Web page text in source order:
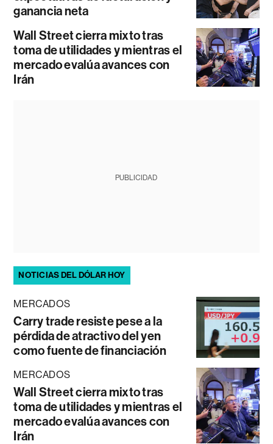
ganancia neta
Wall Street cierra mixto tras
toma de utilidades y mientras el
mercado evalúa avances con
Irán
PUBLICIDAD
NOTICIAS DEL DÓLAR HOY
MERCADOS
Carry trade resiste pese a la
pérdida de atractivo del yen
como fuente de financiación
MERCADOS
Wall Street cierra mixto tras
toma de utilidades y mientras el
mercado evalúa avances con
Irán